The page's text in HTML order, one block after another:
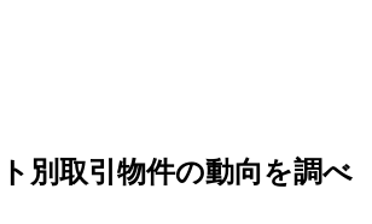
別取引物件の動向を調べ